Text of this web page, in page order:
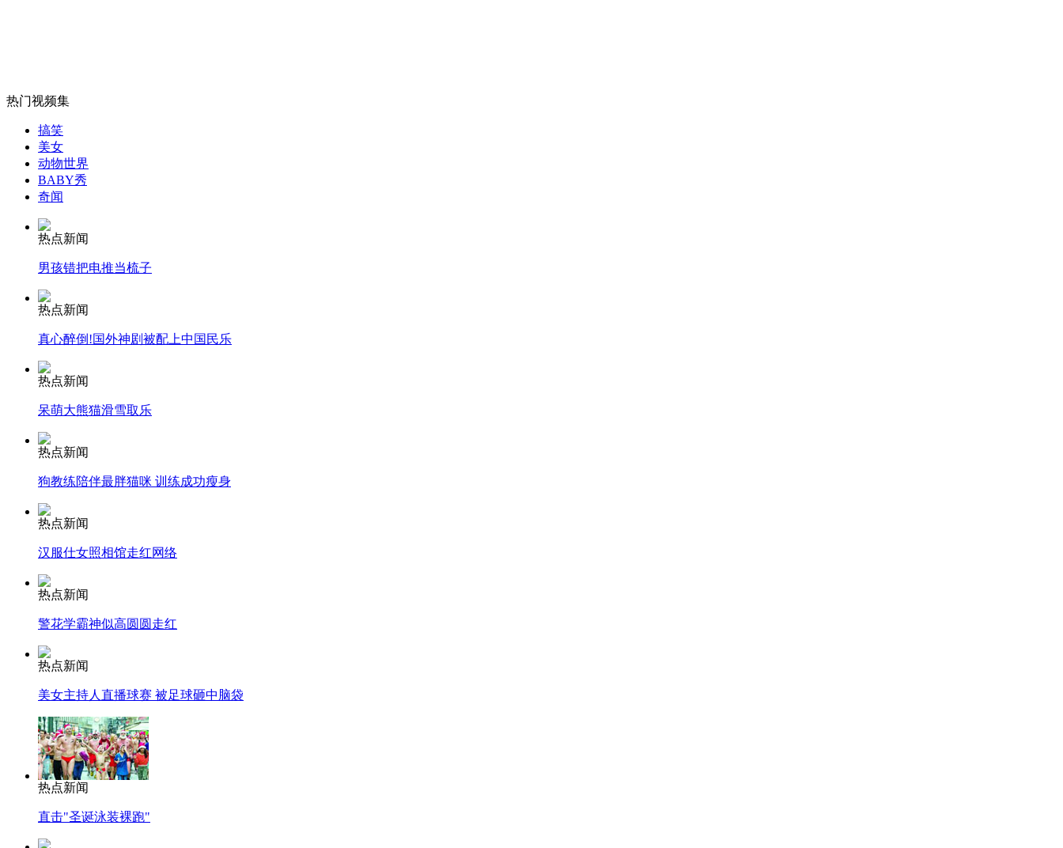
山西运城恶犬咬伤多人 警民合力深夜将其击毙
无痛分娩是否安全 医生回应
外交部：反对强权政治霸凌主义
外交部：有关国家言论片面不公正
安徽一实载49人客车翻车
走！跟着总书记去植树
消防员救轻生者
纽约上演“枕头大战”
司机酒驾遇交警 急速倒车逃窜
热门视频集
搞笑
美女
动物世界
BABY秀
奇闻
热点新闻
男孩错把电推当梳子
热点新闻
真心醉倒!国外神剧被配上中国民乐
热点新闻
呆萌大熊猫滑雪取乐
热点新闻
狗教练陪伴最胖猫咪 训练成功瘦身
热点新闻
汉服仕女照相馆走红网络
热点新闻
警花学霸神似高圆圆走红
热点新闻
美女主持人直播球赛 被足球砸中脑袋
热点新闻
直击"圣诞泳装裸跑"